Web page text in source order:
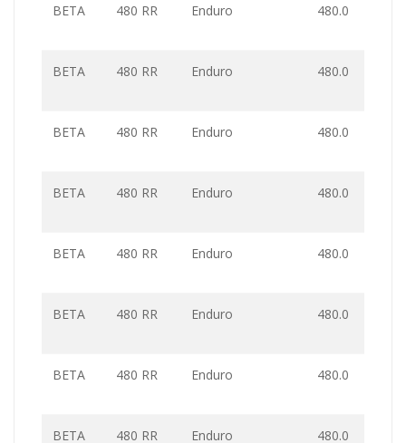
BETA 480 RR Enduro 480.0
BETA 480 RR Enduro 480.0
BETA 480 RR Enduro 480.0
BETA 480 RR Enduro 480.0
BETA 480 RR Enduro 480.0
BETA 480 RR Enduro 480.0
BETA 480 RR Enduro 480.0
BETA 480 RR Enduro 480.0